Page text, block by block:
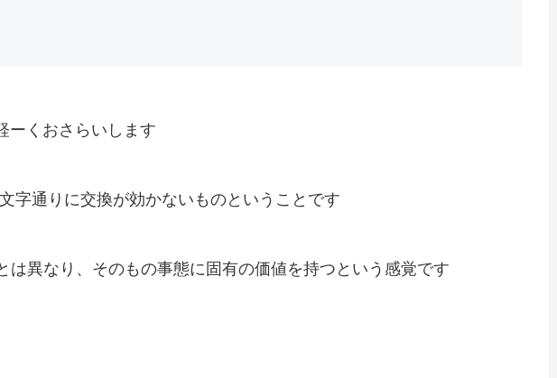
ーくおさらいします
字通りに交換が効かないものということです
は異なり、そのもの事態に固有の価値を持つという感覚です